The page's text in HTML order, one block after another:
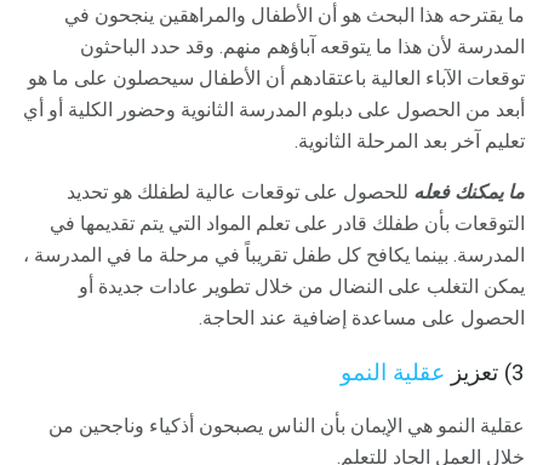
ما يقترحه هذا البحث هو أن الأطفال والمراهقين ينجحون في
المدرسة لأن هذا ما يتوقعه آباؤهم منهم. وقد حدد الباحثون
توقعات الآباء العالية باعتقادهم أن الأطفال سيحصلون على ما هو
أبعد من الحصول على دبلوم المدرسة الثانوية وحضور الكلية أو أي
تعليم آخر بعد المرحلة الثانوية.
ما يمكنك فعله للحصول على توقعات عالية لطفلك هو تحديد
التوقعات بأن طفلك قادر على تعلم المواد التي يتم تقديمها في
المدرسة. بينما يكافح كل طفل تقريباً في مرحلة ما في المدرسة ،
يمكن التغلب على النضال من خلال تطوير عادات جديدة أو
الحصول على مساعدة إضافية عند الحاجة.
3) تعزيز عقلية النمو
عقلية النمو هي الإيمان بأن الناس يصبحون أذكياء وناجحين من
خلال العمل الجاد للتعلم.